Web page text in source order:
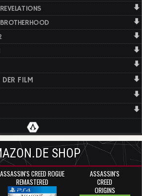
FILM
SHOP
ASSASSIN'S CREED ROGUE
REMASTERED
ASSASSIN'S
CREED
ORIGINS